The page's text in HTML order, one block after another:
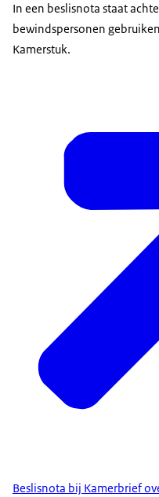
In een beslisnota staat
bewindspersonen
Kamerstuk.
Beslisnota bij Kamerbrief